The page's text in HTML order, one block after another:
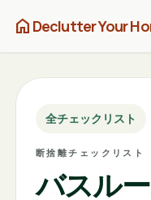
home Declutter Your
全チェックリスト
断捨離チェックリスト
バスル